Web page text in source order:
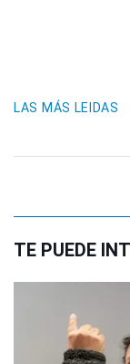
LAS MÁS LEIDAS
TE PUEDE